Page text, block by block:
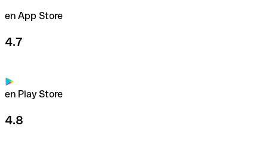
en App Store
4.7
en Play Store
4.8